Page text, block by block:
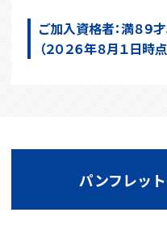
ご加入資格者：満８９
（２０２６年８月１日時
パンフレッ